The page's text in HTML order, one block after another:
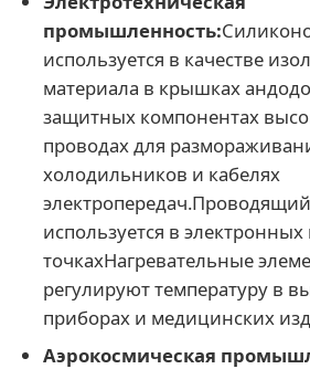
промышленность:
используется в качестве
материала в крышках
защитных компонентах
проводах для
холодильников и кабелях
используется в
точкахНагревательные
регулируют температуру в
приборах и медицинских
Аэрокосмическая